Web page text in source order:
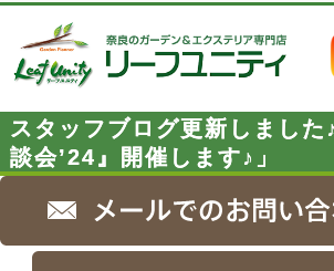
スタッフブログ更新しました
談会’24』開催します♪」